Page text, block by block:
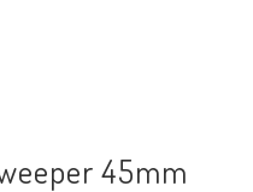
45mm